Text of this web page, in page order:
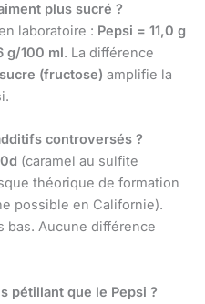
plus sucré ?
laboratoire : Pepsi = 11,0 g
g/100 ml. La différence
(fructose) amplifie la
controversés ?
(caramel au sulfite
théorique de formation
possible en Californie).
bas. Aucune différence
pétillant que le Pepsi ?